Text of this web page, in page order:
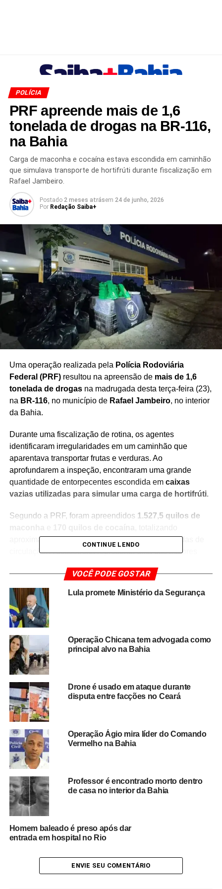
POLÍCIA
PRF apreende mais de 1,6
tonelada de drogas na BR-116,
na Bahia
Carga de maconha e cocaína estava escondida em caminhão
que simulava transporte de hortifrúti durante fiscalização em
Rafael Jambeiro.
Postado 2 meses atrásem 24 de junho, 2026
Por Redação Saiba+
Uma operação realizada pela Polícia Rodoviária
Federal (PRF)resultou na apreensão de mais de 1,6
tonelada de drogasna madrugada desta terça-feira (23),
na BR-116, no município de Rafael Jambeiro, no interior
da Bahia.
Durante uma fiscalização de rotina, os agentes
identificaram irregularidades em um caminhão que
aparentava transportar frutas e verduras. Ao
aprofundarem a inspeção, encontraram uma grande
quantidade de entorpecentes escondida em caixas
vazias utilizadas para simular uma carga de hortifrúti.
Segundo a PRF, foram apreendidos 1.527,5 quilos de
aproximadamente1,7 tonelada de drogasretiradas de
circulação. A descoberta representa uma das maiores
objetivo dificultar a identificação da carga ilícita durante
fiscalizações nas rodovias federais. No entanto, a
experiência dos agentes e a análise detalhada do veículo
A apreensão reforça o papel das operações de
combate ao tráfico de drogas nas rodovias
utilizados por organizações criminosas para o transporte
de substâncias ilícitas entre estados.
O material apreendido foi encaminhado às autoridades
competentes para os procedimentos legais e
continuidade das investigações, que deverão identificar a
origem e o destino da carga.
CONTINUE LENDO
VOCÊ PODE GOSTAR
Lula promete Ministério da Segurança
Operação Chicana tem advogada como
principal alvo na Bahia
Drone é usado em ataque durante
disputa entre facções no Ceará
Operação Ágio mira líder do Comando
Vermelho na Bahia
Professor é encontrado morto dentro
de casa no interior da Bahia
Homem baleado é preso após dar
entrada em hospital no Rio
ENVIE SEU COMENTÁRIO